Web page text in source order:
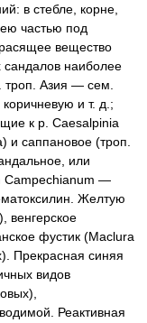
в стебле, корне,
частью под
вещество
сандалов наиболее
троп. Азия — сем.
и т. д.;
к р. Caesalpinia
и саппановое (троп.
или
Campechianum —
Желтую
венгерское
фустик (Maclura
Прекрасная синяя
видов
Реактивная